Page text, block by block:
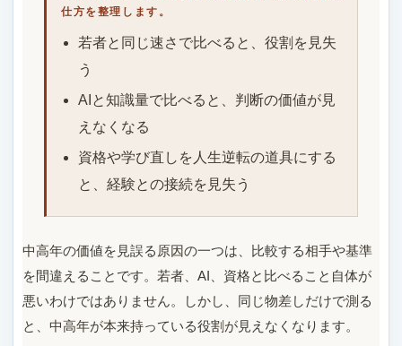
仕方を整理します。
若者と同じ速さで比べると、役割を見失
う
AIと知識量で比べると、判断の価値が見
えなくなる
資格や学び直しを人生逆転の道具にする
と、経験との接続を見失う
中高年の価値を見誤る原因の一つは、比較する相手や基準
を間違えることです。若者、AI、資格と比べること自体が
悪いわけではありません。しかし、同じ物差しだけで測る
と、中高年が本来持っている役割が見えなくなります。